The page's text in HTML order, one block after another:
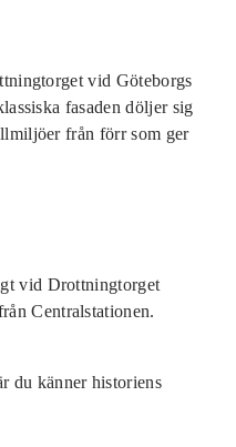
vid Göteborgs
fasaden döljer sig
från förr som ger
vid Drottningtorget
Centralstationen.
du känner historiens